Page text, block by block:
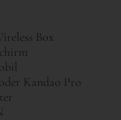
Box
Kandao Pro